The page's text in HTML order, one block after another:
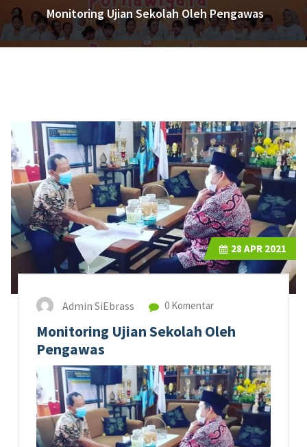
Monitoring Ujian Sekolah Oleh Pengawas
28 APR 2021
Admin SiEbrass 0 Komentar
Monitoring Ujian Sekolah Oleh
Pengawas